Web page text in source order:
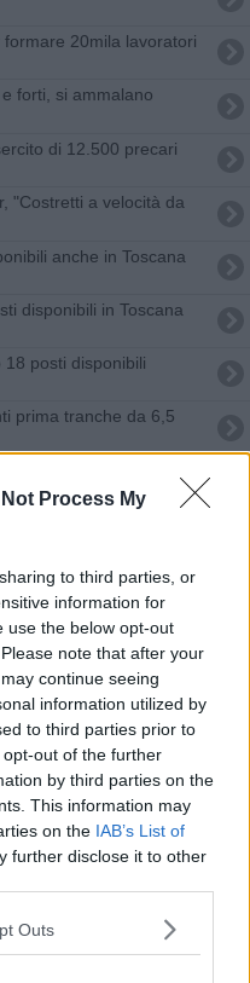
Not Process My
to third parties, or
information for
use the below opt-out
note that after your
continue seeing
information utilized by
to third parties prior to
out of the further
by third parties on the
This information may
on the IAB’s List of
further disclose it to other
Outs
20mila lavoratori
forti, si ammalano
di 12.500 precari
"Costretti a velocità da
anche in Toscana
disponibili in Toscana
posti disponibili
prima tranche da 6,5
assunzioni anche in
figure più richieste
chimera per le imprese
150mila in meno fra 10
aperte le selezioni
in Toscana
come candidarsi
allievi, ecco il concorso
restauratori